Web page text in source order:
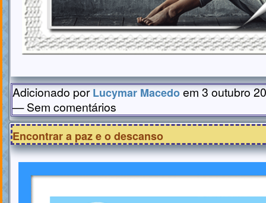
Adicionado porLucymar Macedoem 3 outubro
— Sem comentários
Encontrar a paz e o descanso